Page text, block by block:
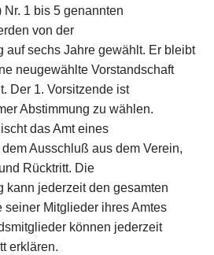
Nr. 1 bis 5 genannten
von der
auf sechs Jahre gewählt. Er bleibt
neugewählte Vorstandschaft
Der 1. Vorsitzende ist
Abstimmung zu wählen.
das Amt eines
Ausschluß aus dem Verein,
Rücktritt. Die
kann jederzeit den gesamten
seiner Mitglieder ihres Amtes
können jederzeit
erklären.